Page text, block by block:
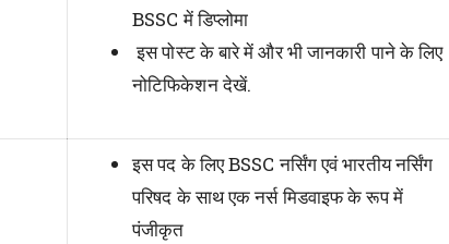
BSSC में डिप्लोमा
इस पोस्ट के बारे में और भी जानकारी पाने के लिए
नोटिफिकेशन देखें.
इस पद के लिए BSSC नर्सिंग एवं भारतीय नर्सिंग
परिषद के साथ एक नर्स मिडवाइफ के रूप में
पंजीकृत